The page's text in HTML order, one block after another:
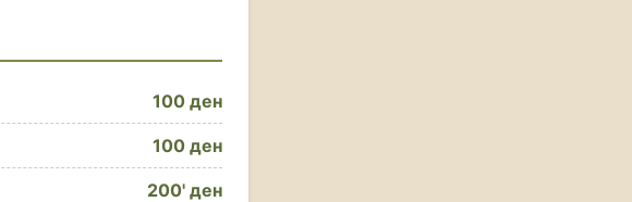
100 ден
100 ден
200' ден